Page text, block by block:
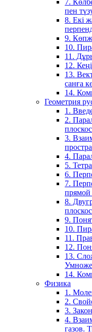
пен
8. Екі
9.
10.
11.
12.
13.
санға
14.
Геометрия
1.
2.
3.
4.
5.
6.
7.
прямой
8.
9.
10.
11.
12.
13.
14.
Физика
1.
2.
3.
4.
газов.